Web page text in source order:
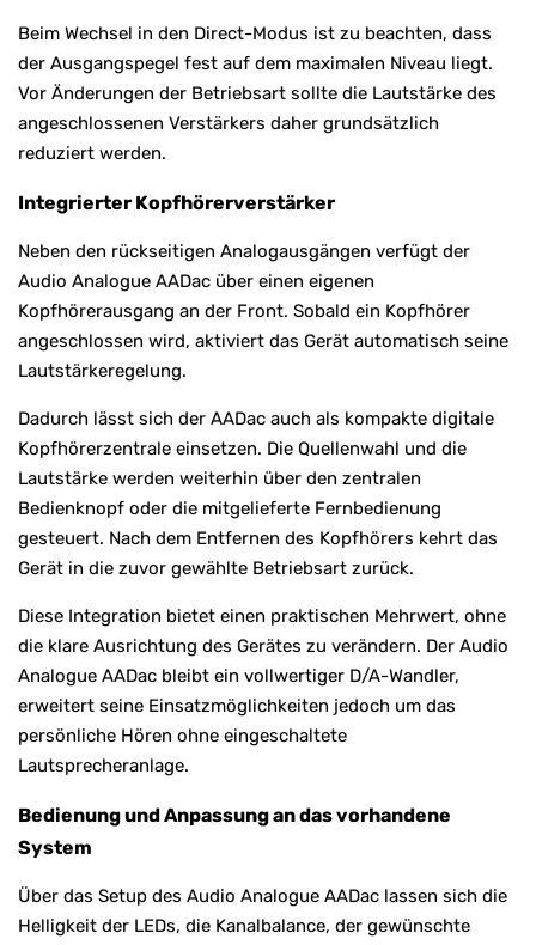
Beim Wechsel in den Direct-Modus ist zu beachten, dass
der Ausgangspegel fest auf dem maximalen Niveau liegt.
Vor Änderungen der Betriebsart sollte die Lautstärke des
angeschlossenen Verstärkers daher grundsätzlich
reduziert werden.
Integrierter Kopfhörerverstärker
Neben den rückseitigen Analogausgängen verfügt der
Audio Analogue AADac über einen eigenen
Kopfhörerausgang an der Front. Sobald ein Kopfhörer
angeschlossen wird, aktiviert das Gerät automatisch seine
Lautstärkeregelung.
Dadurch lässt sich der AADac auch als kompakte digitale
Kopfhörerzentrale einsetzen. Die Quellenwahl und die
Lautstärke werden weiterhin über den zentralen
Bedienknopf oder die mitgelieferte Fernbedienung
gesteuert. Nach dem Entfernen des Kopfhörers kehrt das
Gerät in die zuvor gewählte Betriebsart zurück.
Diese Integration bietet einen praktischen Mehrwert, ohne
die klare Ausrichtung des Gerätes zu verändern. Der Audio
Analogue AADac bleibt ein vollwertiger D/A-Wandler,
erweitert seine Einsatzmöglichkeiten jedoch um das
persönliche Hören ohne eingeschaltete
Lautsprecheranlage.
Bedienung und Anpassung an das vorhandene
System
Über das Setup des Audio Analogue AADac lassen sich die
Helligkeit der LEDs, die Kanalbalance, der gewünschte